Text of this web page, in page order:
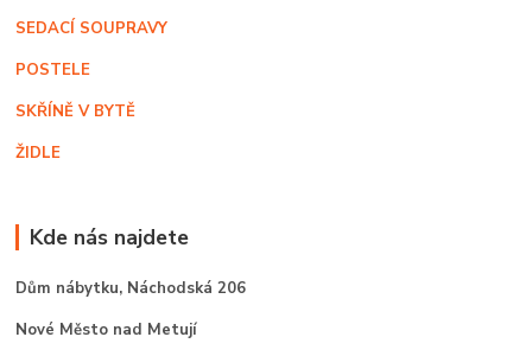
SEDACÍ SOUPRAVY
POSTELE
SKŘÍNĚ V BYTĚ
ŽIDLE
Kde nás najdete
Dům nábytku, Náchodská 206
Nové Město nad Metují